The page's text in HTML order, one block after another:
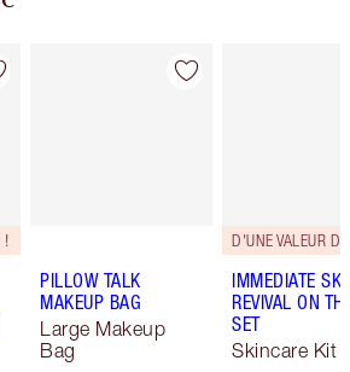
!
PILLOW TALK
MAKEUP BAG
Large Makeup
Bag
IMMEDIATE
REVIVAL ON
SET
Skincare Kit